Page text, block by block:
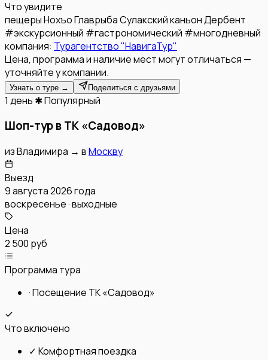
Что увидите
пещеры НохъоГлаврыбаСулакский каньонДербент
#экскурсионный #гастрономический #многодневный
компания: Турагентство "НавигаТур"
Цена, программа и наличие мест могут отличаться —
уточняйте у компании.
Узнать о туре → Поделиться с друзьями
1 день ✱ Популярный
Шоп-тур в ТК «Садовод»
изВладимира → вМоскву
Выезд
9 августа 2026 года
воскресенье · выходные
Цена
2 500 руб
Программа тура
·Посещение ТК «Садовод»
Что включено
✓ Комфортная поездка